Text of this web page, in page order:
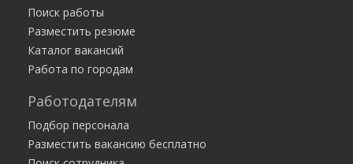
ИП Макарова Анна Леонидовна
Поиск работы
Разместить резюме
Каталог вакансий
Работа по городам
Работодателям
Подбор персонала
Разместить вакансию бесплатно